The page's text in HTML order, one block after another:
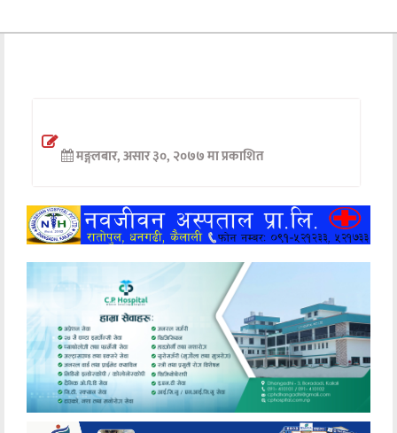
अन्तर्वार्ता
खेलकुद
मनोरञ्जन
अन्य
मङ्गलबार, असार ३०, २०७७ मा प्रकाशित